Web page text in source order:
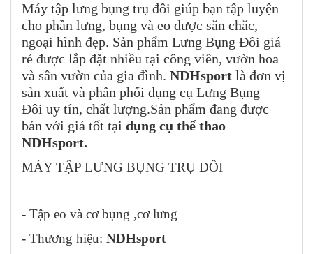
Máy tập lưng bụng trụ đôi giúp bạn tập luyện
cho phần lưng, bụng và eo được săn chắc,
ngoại hình đẹp. Sản phẩm Lưng Bụng Đôi giá
rẻ được lắp đặt nhiều tại công viên, vườn hoa
và sân vườn của gia đình. NDHsport là đơn vị
sản xuất và phân phối dụng cụ Lưng Bụng
Đôi uy tín, chất lượng.Sản phẩm đang được
bán với giá tốt tại dụng cụ thể thao
NDHsport.
MÁY TẬP LƯNG BỤNG TRỤ ĐÔI
- Tập eo và cơ bụng ,cơ lưng
- Thương hiệu: NDHsport